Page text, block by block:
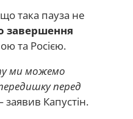
така пауза не
завершення
та Росією.
ми можемо
перед
заявив Капустін.